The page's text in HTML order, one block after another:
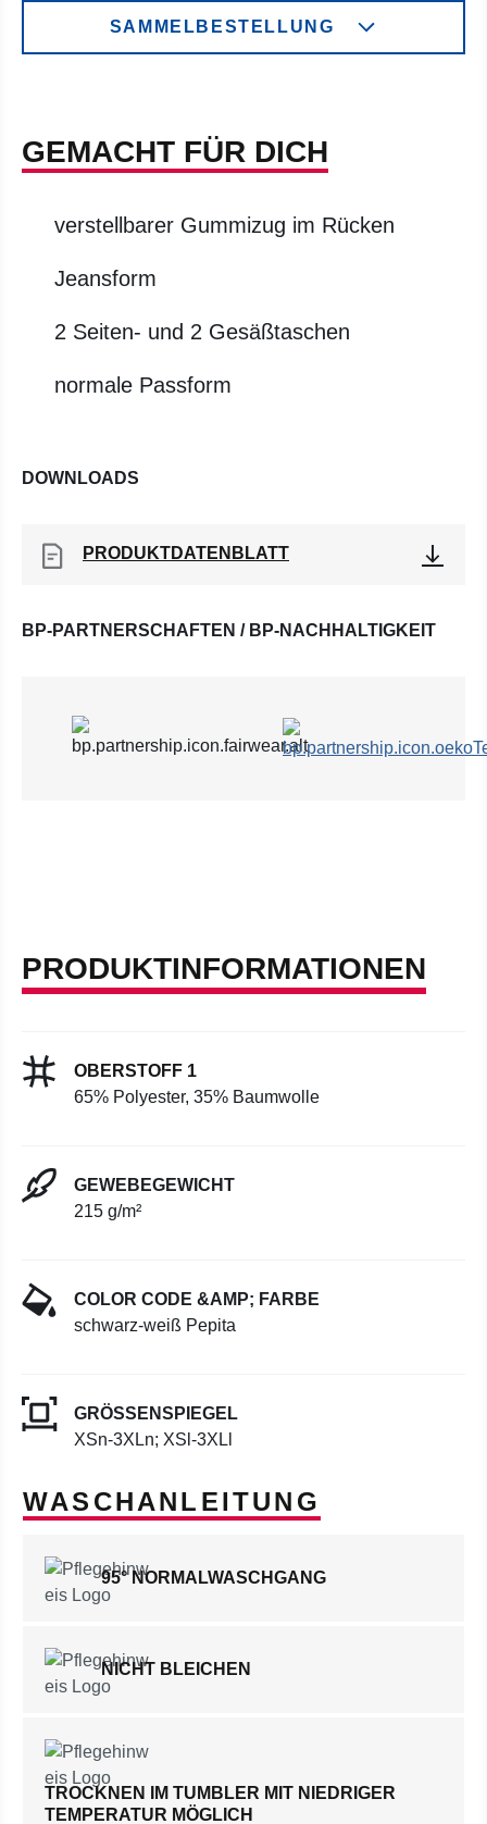
SAMMELBESTELLUNG
GEMACHT FÜR DICH
verstellbarer Gummizug im Rücken
Jeansform
2 Seiten- und 2 Gesäßtaschen
normale Passform
DOWNLOADS
PRODUKTDATENBLATT
BP-PARTNERSCHAFTEN / BP-NACHHALTIGKEIT
PRODUKTINFORMATIONEN
OBERSTOFF 1
65% Polyester, 35% Baumwolle
GEWEBEGEWICHT
215 g/m²
COLOR CODE &AMP; FARBE
schwarz-weiß Pepita
GRÖSSENSPIEGEL
XSn-3XLn; XSl-3XLl
WASCHANLEITUNG
95° NORMALWASCHGANG
NICHT BLEICHEN
TROCKNEN IM TUMBLER MIT NIEDRIGER
TEMPERATUR MÖGLICH